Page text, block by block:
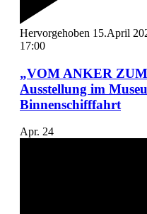
Hervorgehoben 15.April
17:00
„VOM ANKER
Ausstellung im
Binnenschifffahrt
Apr. 24